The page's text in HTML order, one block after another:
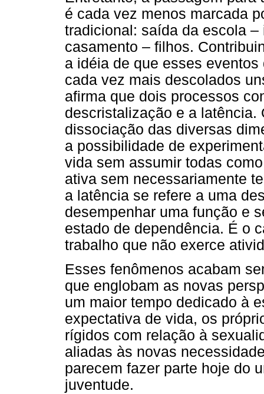
é cada vez menos marcada
tradicional: saída da escola
casamento – filhos.
a idéia de que esses
cada vez mais descolados
afirma que dois processos
descristalização e a latência.
dissociação das diversas
a possibilidade de
vida sem assumir todas
ativa sem necessariamente
a latência se refere a uma
desempenhar uma função e
estado de dependência. É o
trabalho que não exerce
Esses fenômenos acabam
que englobam as novas
um maior tempo dedicado à
expectativa de vida, os
rígidos com relação à
aliadas às novas
parecem fazer parte hoje do
juventude.